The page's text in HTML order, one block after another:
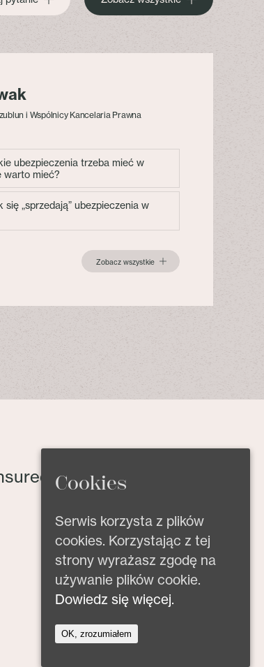
i Wspólnicy Kancelaria Prawna
ubezpieczenia trzeba mieć w
warto mieć?
„sprzedają” ubezpieczenia w
Zobacz wszystkie
Cookies
Serwis korzysta z plików
cookies. Korzystając z tej
strony wyrażasz zgodę na
używanie plików cookie.
Dowiedz się więcej.
OK, zrozumiałem